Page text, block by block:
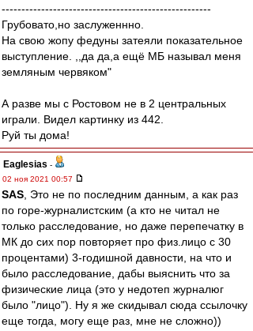
-----------------------------------------------------
Грубовато,но заслуженнно.
На свою жопу федуны затеяли показательное
выступление. ,,да да,а ещё МБ называл меня
земляным червяком"
А разве мы с Ростовом не в 2 центральных
играли. Видел картинку из 442.
Руй ты дома!
Eaglesias -
02 ноя 2021 00:57
SAS , Это не по последним данным, а как раз
по горе-журналистским (а кто не читал не
только расследование, но даже перепечатку в
МК до сих пор повторяет про физ.лицо с 30
процентами) 3-годишной давности, на что и
было расследование, дабы выяснить что за
физические лица (это у недотеп журналюг
было "лицо"). Ну я же скидывал сюда ссылочку
еще тогда, могу еще раз, мне не сложно))